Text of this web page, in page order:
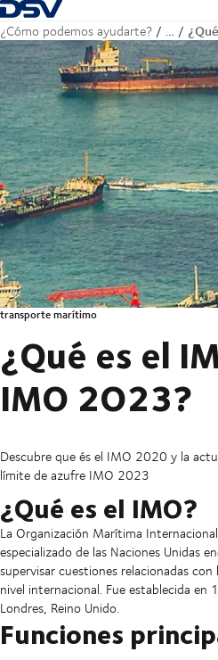
Volver a la página de inicio
¿Cómo podemos ayudarte? …
transporte marítimo
¿Qué es el
IMO 2O23?
Descubre que és el IMO 2020 y la
límite de azufre IMO 2023
¿Qué es el IMO?
La Organización Marítima
especializado de las Naciones Unidas
supervisar cuestiones relacionadas
nivel internacional. Fue establecida en
Londres, Reino Unido.
Funciones